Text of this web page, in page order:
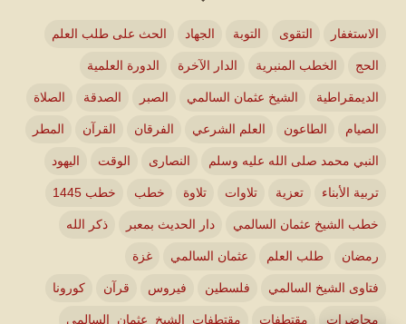
الاستغفار التقوى التوبة الجهاد الحث على طلب العلم
الحج الخطب المنبرية الدار الآخرة الدورة العلمية
الديمقراطية الشيخ عثمان السالمي الصبر الصدقة الصلاة
الصيام الطاعون العلم الشرعي الفرقان القرآن المطر
النبي محمد صلى الله عليه وسلم النصارى الوقت اليهود
تربية الأبناء تعزية تلاوات تلاوة خطب خطب 1445
خطب الشيخ عثمان السالمي دار الحديث بمعبر ذكر الله
رمضان طلب العلم عثمان السالمي غزة
فتاوى الشيخ السالمي فلسطين فيروس قرآن كورونا
محاضرات مقتطفات مقتطفات_الشيخ_عثمان_السالمي